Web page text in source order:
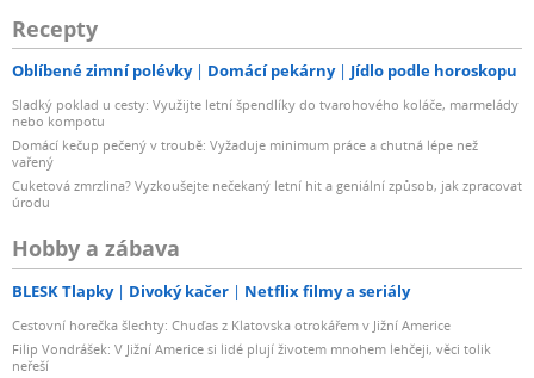
Recepty
Oblíbené zimní polévky Domácí pekárny Jídlo podle horoskopu
Sladký poklad u cesty: Využijte letní špendlíky do tvarohového koláče, marmelády
nebo kompotu
Domácí kečup pečený v troubě: Vyžaduje minimum práce a chutná lépe než
vařený
Cuketová zmrzlina? Vyzkoušejte nečekaný letní hit a geniální způsob, jak zpracovat
úrodu
Hobby a zábava
BLESK Tlapky Divoký kačer Netflix filmy a seriály
Cestovní horečka šlechty: Chuďas z Klatovska otrokářem v Jižní Americe
Filip Vondrášek: V Jižní Americe si lidé plují životem mnohem lehčeji, věci tolik
neřeší